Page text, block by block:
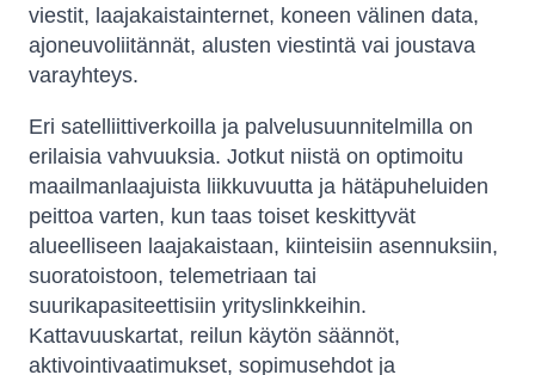
viestit, laajakaistainternet, koneen välinen data,
ajoneuvoliitännät, alusten viestintä vai joustava
varayhteys.
Eri satelliittiverkoilla ja palvelusuunnitelmilla on
erilaisia ​​vahvuuksia. Jotkut niistä on optimoitu
maailmanlaajuista liikkuvuutta ja hätäpuheluiden
peittoa varten, kun taas toiset keskittyvät
alueelliseen laajakaistaan, kiinteisiin asennuksiin,
suoratoistoon, telemetriaan tai
suurikapasiteettisiin yrityslinkkeihin.
Kattavuuskartat, reilun käytön säännöt,
aktivointivaatimukset, sopimusehdot ja